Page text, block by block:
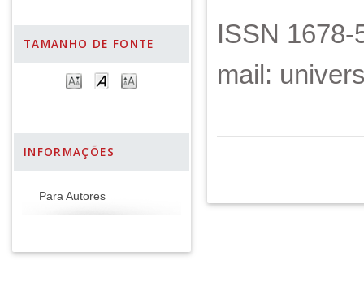
TAMANHO DE FONTE
INFORMAÇÕES
Para Autores
ISSN
mail: